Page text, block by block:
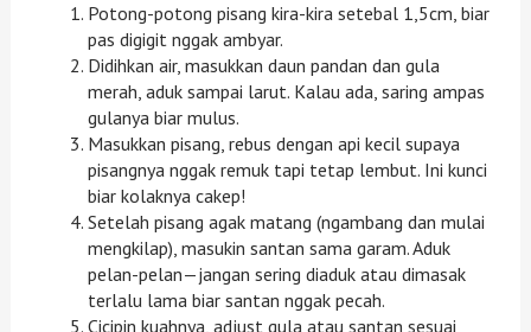
Potong-potong pisang kira-kira setebal 1,5cm, biar
pas digigit nggak ambyar.
Didihkan air, masukkan daun pandan dan gula
merah, aduk sampai larut. Kalau ada, saring ampas
gulanya biar mulus.
Masukkan pisang, rebus dengan api kecil supaya
pisangnya nggak remuk tapi tetap lembut. Ini kunci
biar kolaknya cakep!
Setelah pisang agak matang (ngambang dan mulai
mengkilap), masukin santan sama garam. Aduk
pelan-pelan—jangan sering diaduk atau dimasak
terlalu lama biar santan nggak pecah.
Cicipin kuahnya, adjust gula atau santan sesuai